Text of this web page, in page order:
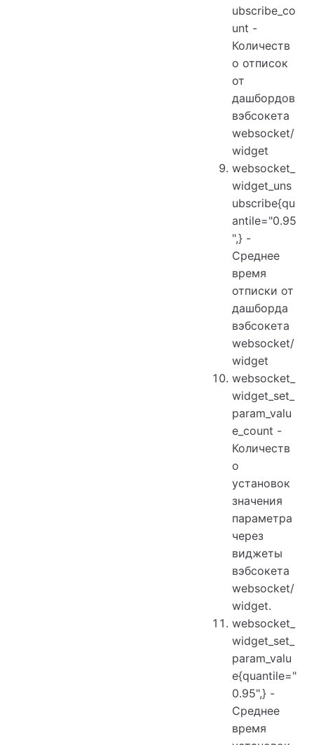
ubscribe_co
unt -
Количеств
о отписок
от
дашбордов
вэбсокета
websocket/
widget
websocket_
widget_uns
ubscribe{qu
antile="0.95
",} -
Среднее
время
отписки от
дашборда
вэбсокета
websocket/
widget
websocket_
widget_set_
param_valu
e_count -
Количеств
о
установок
значения
параметра
через
виджеты
вэбсокета
websocket/
widget.
websocket_
widget_set_
param_valu
e{quantile="
0.95",} -
Среднее
время